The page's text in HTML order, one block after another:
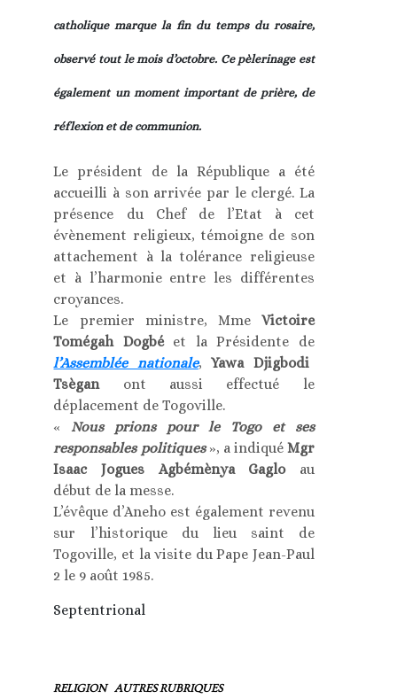
catholique marque la fin du temps du rosaire,
observé tout le mois d’octobre. Ce pèlerinage est
également un moment important de prière, de
réflexion et de communion.
Le président de la République a été
accueilli à son arrivée par le clergé. La
présence du Chef de l’Etat à cet
évènement religieux, témoigne de son
attachement à la tolérance religieuse
et à l’harmonie entre les différentes
croyances.
Le premier ministre, Mme Victoire
Tomégah Dogbéet la Présidente de
l’Assemblée nationale,Yawa Djigbodi
Tsègan ont aussi effectué le
déplacement de Togoville.
« Nous prions pour le Togo et ses
responsables politiques », a indiqué Mgr
Isaac Jogues Agbémènya Gagloau
début de la messe.
L’évêque d’Aneho est également revenu
sur l’historique du lieu saint de
Togoville, et la visite du Pape Jean-Paul
2 le 9 août 1985.
Septentrional
RELIGION AUTRES RUBRIQUES